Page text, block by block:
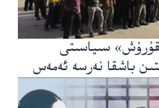
سىياسىتى
باشقا نەرسە ئەمەس